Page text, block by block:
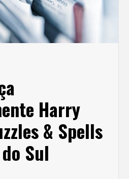
Harry
& Spells
Sul